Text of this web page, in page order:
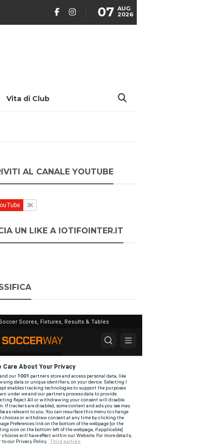
07 AUG
2026
Vita di Club
AL CANALE YOUTUBE
UN LIKE A IOTIFOINTER.IT